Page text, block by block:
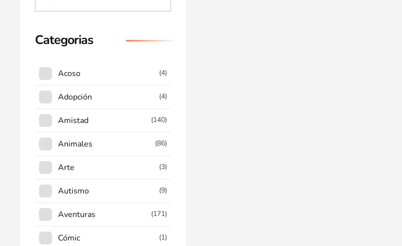
Categorias
Acoso (4)
Adopción (4)
Amistad (140)
Animales (86)
Arte (3)
Autismo (9)
Aventuras (171)
Cómic (1)